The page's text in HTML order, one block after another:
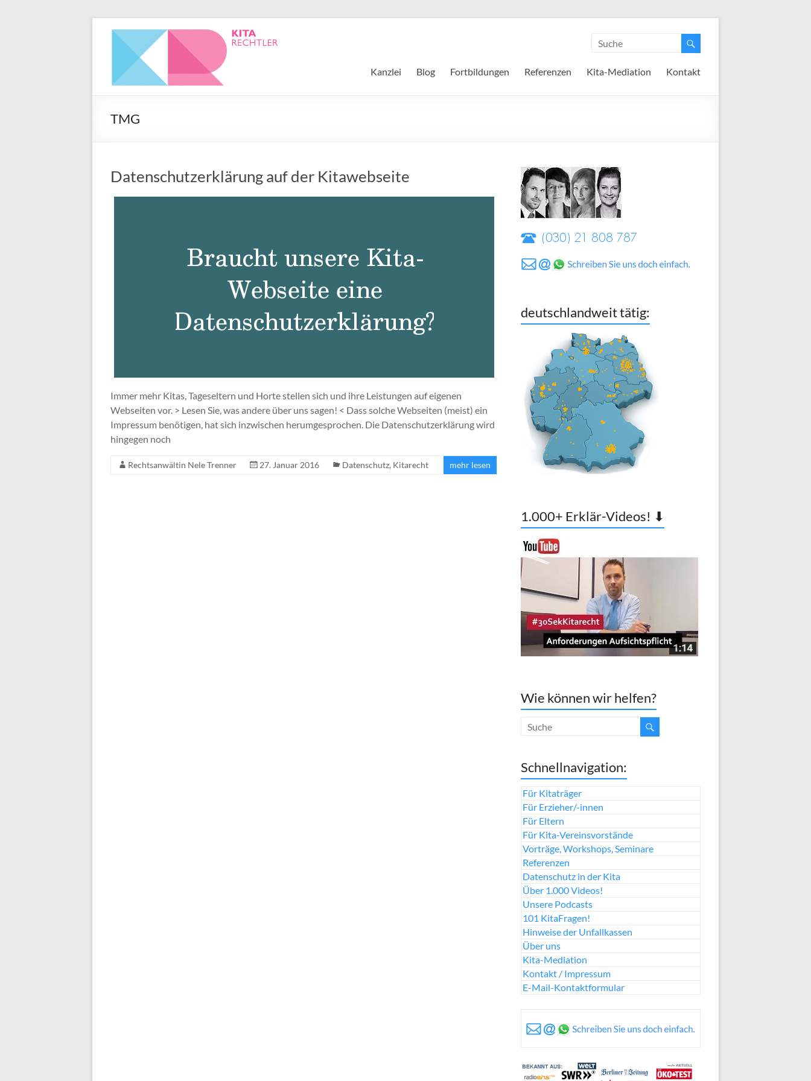
Kanzlei Blog Fortbildungen Referenzen Kita-Mediation Kontakt
TMG
Datenschutzerklärung auf der Kitawebseite
Immer mehr Kitas, Tageseltern und Horte stellen sich und ihre Leistungen auf eigenen
Webseiten vor. > Lesen Sie, was andere über uns sagen! < Dass solche Webseiten (meist) ein
Impressum benötigen, hat sich inzwischen herumgesprochen. Die Datenschutzerklärung wird
hingegen noch
Rechtsanwältin Nele Trenner 27. Januar 2016 Datenschutz, Kitarecht mehr lesen
deutschlandweit tätig:
1.000+ Erklär-Videos! ⬇
Wie können wir helfen?
Schnellnavigation:
Für Kitaträger
Für Erzieher/-innen
Für Eltern
Für Kita-Vereinsvorstände
Vorträge, Workshops, Seminare
Referenzen
Datenschutz in der Kita
Über 1.000 Videos!
Unsere Podcasts
101 KitaFragen!
Hinweise der Unfallkassen
Über uns
Kita-Mediation
Kontakt / Impressum
E-Mail-Kontaktformular